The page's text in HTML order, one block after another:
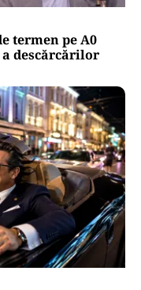
termen pe A0
descărcărilor